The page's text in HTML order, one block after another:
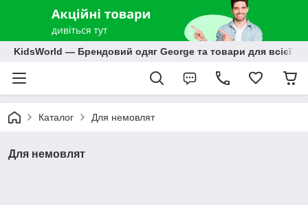
KidsWorld — Брендовий одяг George та товари для всієї
Каталог Для немовлят
Для немовлят